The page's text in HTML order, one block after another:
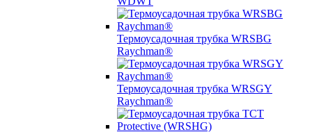
Термоусадочная трубка WRSBG
Raychman®
Термоусадочная трубка WRSGY
Raychman®